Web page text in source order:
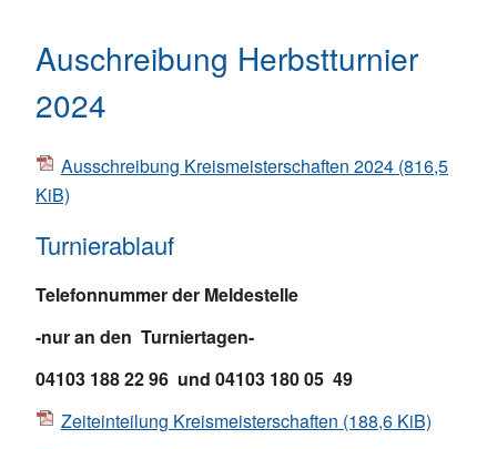
Auschreibung Herbstturnier
2024
Ausschreibung Kreismeisterschaften 2024 (816,5
KiB)
Turnierablauf
Telefonnummer der Meldestelle
-nur an den Turniertagen-
04103 188 22 96 und 04103 180 05 49
Zeiteinteilung Kreismeisterschaften (188,6 KiB)